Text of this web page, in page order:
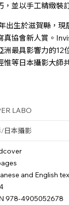
，並以手工精緻裝
出生於滋賀縣，
真協會新人賞。
洲最具影響力的12
惟等日本攝影大師
LABO
/日本攝影
and English
978-4905052678